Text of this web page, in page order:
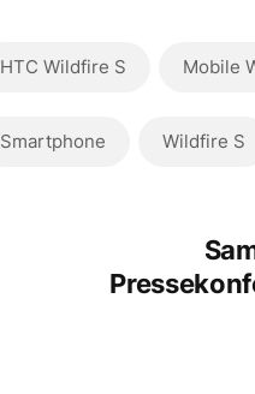
HTC Wildfire S Mobile
Smartphone Wildfire S